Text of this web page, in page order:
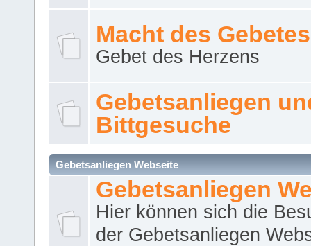
Macht des Gebetes
Gebet des Herzens
Gebetsanliegen
Bittgesuche
Gebetsanliegen Webseite
Gebetsanliegen
Hier können sich die
der Gebetsanliegen